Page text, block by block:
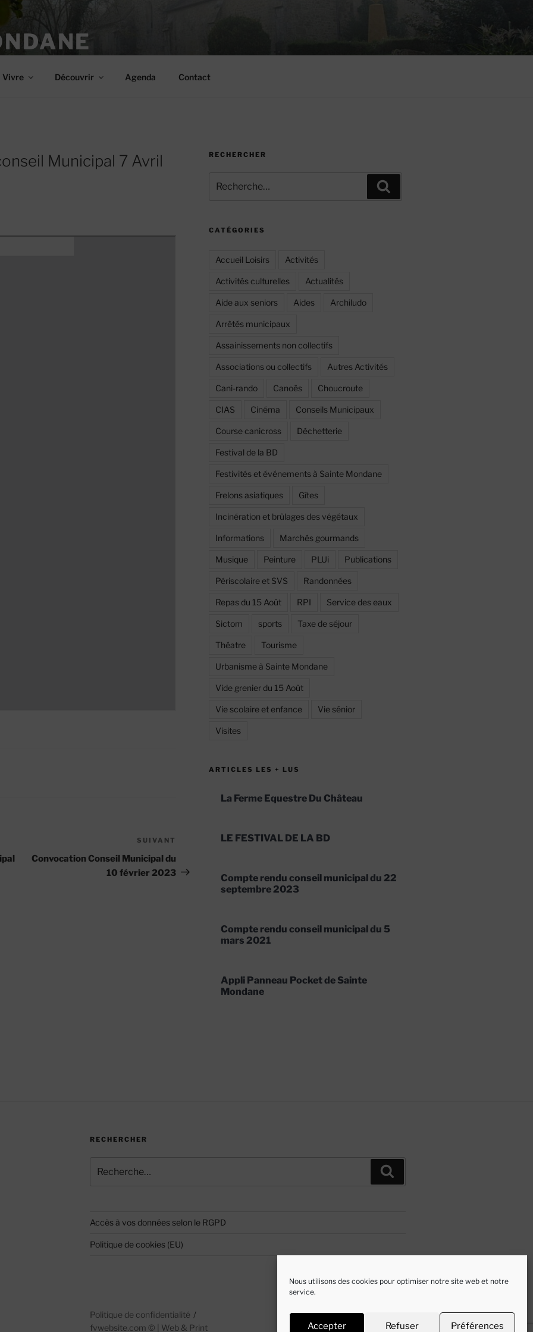
Nous utilisons des cookies pour optimiser notre site web et notre
service.
Accepter Refuser Préférences
Vivre Découvrir Agenda Contact
Municipal 7 Avril
SUIVANT
Convocation Conseil Municipal du
10 février 2023
RECHERCHER
pour
CATÉGORIES
Accueil Loisirs Activités
Activités culturelles Actualités
Aide aux seniors Aides Archiludo
Arrêtés municipaux
Assainissements non collectifs
Associations ou collectifs Autres Activités
Cani-rando Canoës Choucroute
CIAS Cinéma Conseils Municipaux
Course canicross Déchetterie
Festival de la BD
Festivités et événements à Sainte Mondane
Frelons asiatiques Gîtes
Incinération et brûlages des végétaux
Informations Marchés gourmands
Musique Peinture PLUi Publications
Périscolaire et SVS Randonnées
Repas du 15 Août RPI Service des eaux
Sictom sports Taxe de séjour
Théatre Tourisme
Urbanisme à Sainte Mondane
Vide grenier du 15 Août
Vie scolaire et enfance Vie sénior
Visites
ARTICLES LES + LUS
La Ferme Equestre Du Château
LE FESTIVAL DE LA BD
Compte rendu conseil municipal du 22
septembre 2023
Compte rendu conseil municipal du 5
mars 2021
Appli Panneau Pocket de Sainte
Mondane
RECHERCHER
pour
Accès à vos données selon le RGPD
Politique de cookies (EU)
Politique de confidentialité
fvwebsite.com © | Web & Print